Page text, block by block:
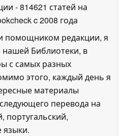
- 814621 статей на
c 2008 года
помощником редакции, я
Библиотеки, в
с самых разных
этого, каждый день я
материалы
перевода на
португальский,
языки.